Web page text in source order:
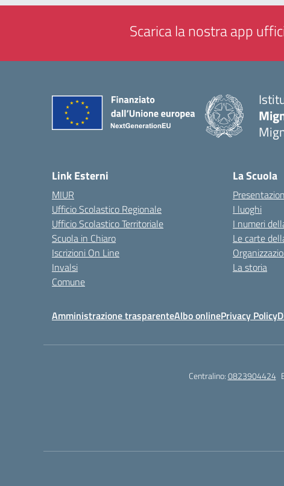
Scarica la nostra app
Link Esterni
MIUR
Ufficio Scolastico Regionale
Ufficio Scolastico Territoriale
Scuola in Chiaro
Iscrizioni On Line
Invalsi
Comune
La Scuola
I luoghi
I numeri
Le carte
La storia
Amministrazione trasparenteAlbo onlinePrivacy Policy
Centralino:0823904424